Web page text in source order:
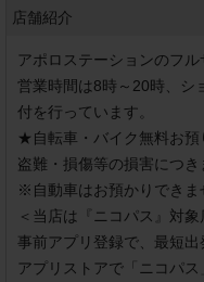
店舗紹介
アポロステーションのフル
営業時間は8時～20時、シ
付を行っています。
★自転車・バイク無料お預
盗難・損傷等の損害につき
※自動車はお預かりできま
＜当店は『ニコパス』対象
事前アプリ登録で、最短出
アプリストアで「ニコパス